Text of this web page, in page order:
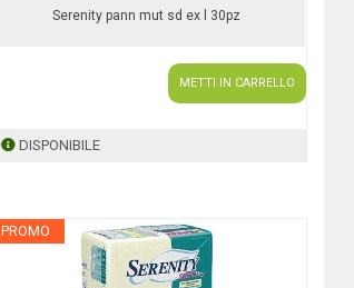
Serenity pann mut sd ex l 30pz
METTI IN CARRELLO
DISPONIBILE
PROMO